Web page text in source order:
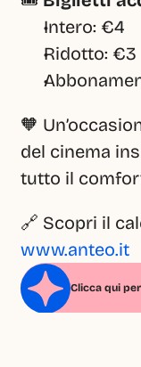
Intero: €4
Ridotto: €3
🧡
del cinema
tutto il
www.anteo.it
Clicca qui